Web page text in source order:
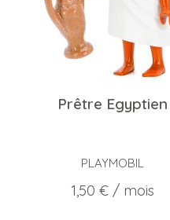
Prêtre Egyptien
PLAYMOBIL
Prix
1,50 €/ mois